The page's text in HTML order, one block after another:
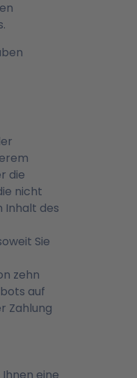
die
nicht
Inhalt des
Sie
zehn
auf
Zahlung